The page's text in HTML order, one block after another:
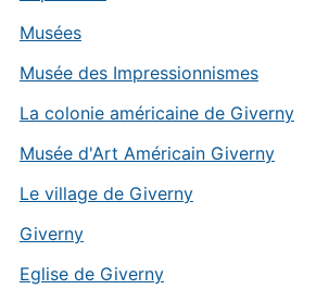
Musées
Musée des Impressionnismes
La colonie américaine de Giverny
Musée d'Art Américain Giverny
Le village de Giverny
Giverny
Eglise de Giverny